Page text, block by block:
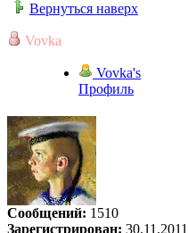
Вернуться наверх
Vovka
Vovka's
Профиль
Сообщений: 1510
Зарегистрирован: 30.11.2011